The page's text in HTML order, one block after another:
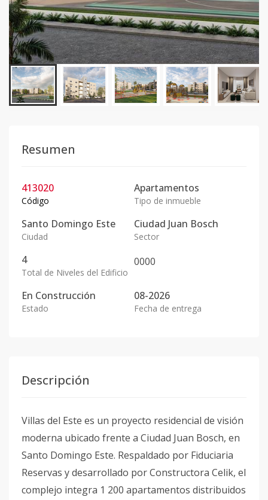
Resumen
413020
Código
Apartamentos
Tipo de inmueble
Santo Domingo Este
Ciudad
Ciudad Juan Bosch
Sector
4
Total de Niveles del Edificio
0000
En Construcción
Estado
08-2026
Fecha de entrega
Descripción
Villas del Este es un proyecto residencial de visión
moderna ubicado frente a Ciudad Juan Bosch, en
Santo Domingo Este. Respaldado por Fiduciaria
Reservas y desarrollado por Constructora Celik, el
complejo integra 1 200 apartamentos distribuidos